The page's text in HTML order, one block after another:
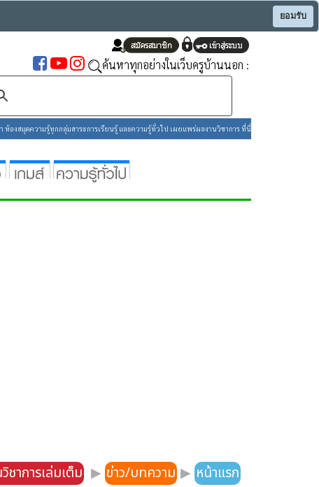
ยอมรับ
ค้นหาทุกอย่างในเว็บครูบ้านนอก :
องสมุดความรู้ทุกกลุ่มสาระการเรียนรู้ และความรู้ทั่วไป เผยแพร่ผลงานวิชาการ ที่นี่
ชาการเล่มเต็ม ▶ ข่าว/บทความ ▶ หน้าแรก